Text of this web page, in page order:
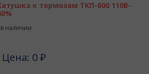
к тормозам ТКП-600 110В-
наличии.
Цена: 0 ₽